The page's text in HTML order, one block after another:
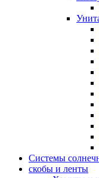
Системы
скобы и ленты